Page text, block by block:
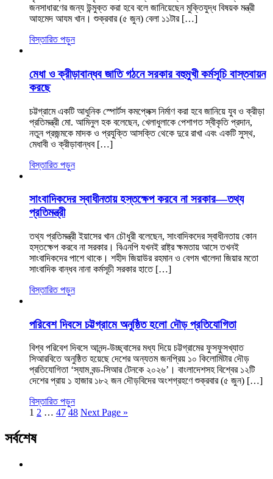
জনসাধারণের জন্য উন্মুক্ত করা হবে বলে জানিয়েছেন মুক্তিযুদ্ধ বিষয়ক মন্ত্রী
আহমেদ আযম খান। শুক্রবার (৫ জুন) বেলা ১১টার […]
বিস্তারিত পড়ুন
মেধা ও ক্রীড়াবান্ধব জাতি গঠনে সরকার বহুমুখী কর্মসূচি বাস্তবায়ন
করছে
চট্টগ্রামে একটি আধুনিক স্পোর্টস কমপ্লেক্স নির্মাণ করা হবে জানিয়ে যুব ও ক্রীড়া
প্রতিমন্ত্রী মো. আমিনুল হক বলেছেন, খেলাধুলাকে পেশাগত স্বীকৃতি প্রদান,
নতুন প্রজন্মকে মাদক ও প্রযুক্তি আসক্তি থেকে দুরে রাখা এবং একটি সুস্থ,
মেধাবী ও ক্রীড়াবান্ধব […]
বিস্তারিত পড়ুন
সাংবাদিকদের স্বাধীনতায় হস্তক্ষেপ করবে না সরকার—তথ্য
প্রতিমন্ত্রী
তথ্য প্রতিমন্ত্রী ইয়াসের খান চৌধুরী বলেছেন, সাংবাদিকদের স্বাধীনতায় কোন
হস্তক্ষেপ করবে না সরকার। বিএনপি যখনই রাষ্ট্র ক্ষমতায় আসে তখনই
সাংবাদিকদের পাশে থাকে। শহীদ জিয়াউর রহমান ও বেগম খালেদা জিয়ার মতো
সাংবাদিক বান্ধব নানা কর্মসূচী সরকার হাতে […]
বিস্তারিত পড়ুন
পরিবেশ দিবসে চট্টগ্রামে অনুষ্ঠিত হলো দৌড় প্রতিযোগিতা
বিশ্ব পরিবেশ দিবসে আনন্দ-উচ্ছ্বাসের মধ্য দিয়ে চট্টগ্রামের ফুসফুসখ্যাত
সিআরবিতে অনুষ্ঠিত হয়েছে দেশের অন্যতম জনপ্রিয় ১০ কিলোমিটার দৌড়
প্রতিযোগিতা ‘স্যাম বন্ড-সিআর টেনকে ২০২৬’। বাংলাদেশসহ বিশ্বের ১২টি
দেশের প্রায় ১ হাজার ১৮২ জন দৌড়বিদের অংশগ্রহণে শুক্রবার (৫ জুন) […]
বিস্তারিত পড়ুন
1 2 … 47 48 Next Page »
সর্বশেষ